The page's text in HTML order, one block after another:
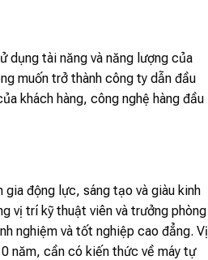
dụng tài năng và năng lượng của
muốn trở thành công ty dẫn đầu
khách hàng, công nghệ hàng đầu
động lực, sáng tạo và giàu kinh
vị trí kỹ thuật viên và trưởng phòng
nghiệm và tốt nghiệp cao đẳng. Vị
năm, cần có kiến thức về máy tự